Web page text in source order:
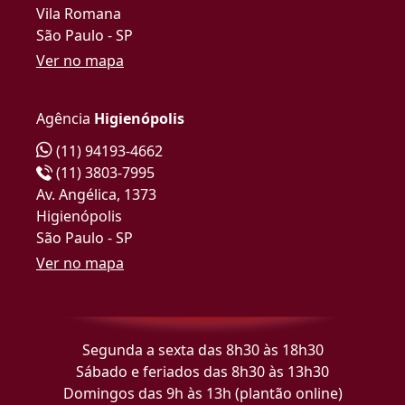
Vila Romana
São Paulo - SP
Ver no mapa
Agência Higienópolis
(11) 94193-4662
(11) 3803-7995
Av. Angélica, 1373
Higienópolis
São Paulo - SP
Ver no mapa
Segunda a sexta das 8h30 às 18h30
Sábado e feriados das 8h30 às 13h30
Domingos das 9h às 13h (plantão online)